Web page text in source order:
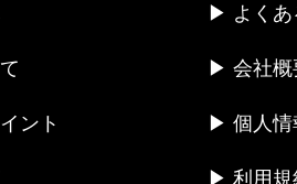
ント
▶ よくあ
▶ 会社概
▶ 個人情
▶ 利用規